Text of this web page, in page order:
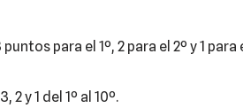
para el 1º, 2 para el 2º y 1 para
2 y 1 del 1º al 10º.